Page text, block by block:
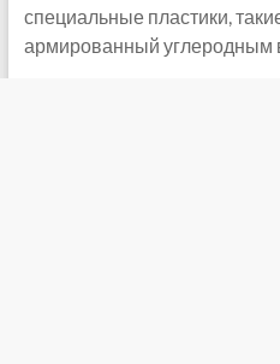
специальные пластики,
армированный углеродным